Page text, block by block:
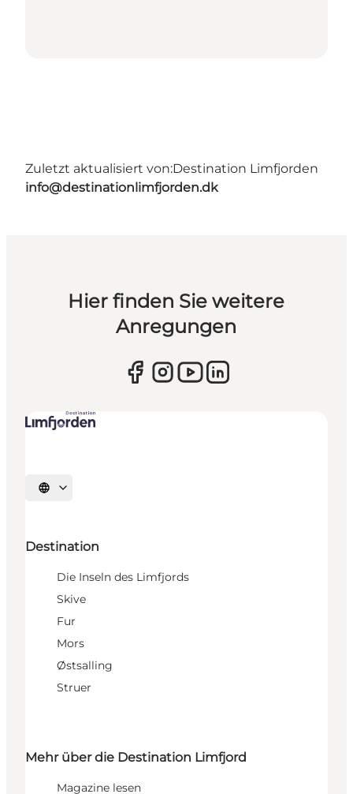
Zuletzt aktualisiert von:Destination Limfjorden
info@destinationlimfjorden.dk
Hier finden Sie weitere
Anregungen
Sprache auswählen
Destination
Die Inseln des Limfjords
Skive
Fur
Mors
Østsalling
Struer
Mehr über die Destination Limfjord
Magazine lesen